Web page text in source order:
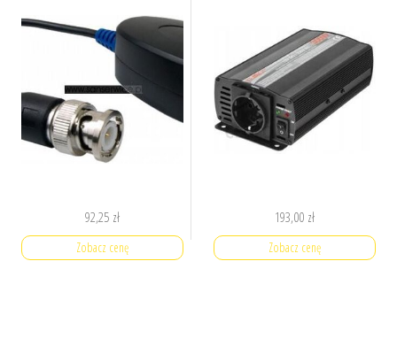
92,25 zł
Zobacz cenę
193,00 zł
Zobacz cenę